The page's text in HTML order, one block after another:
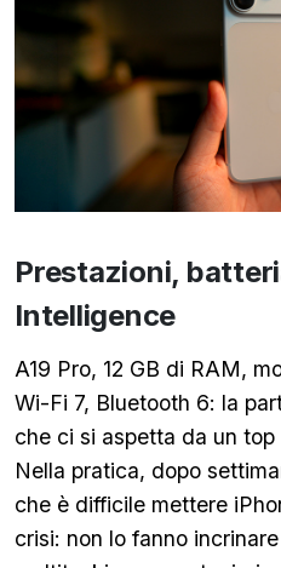
Prestazioni,
Intelligence
A19 Pro, 12 GB di RAM,
Wi-Fi 7, Bluetooth 6: la
che ci si aspetta da un
Nella pratica, dopo
che è difficile mettere
crisi: non lo fanno